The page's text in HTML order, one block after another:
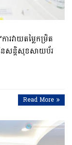
វាយតម្លៃកម្រិត
សន្តិសុខសាយប័រ
Read More